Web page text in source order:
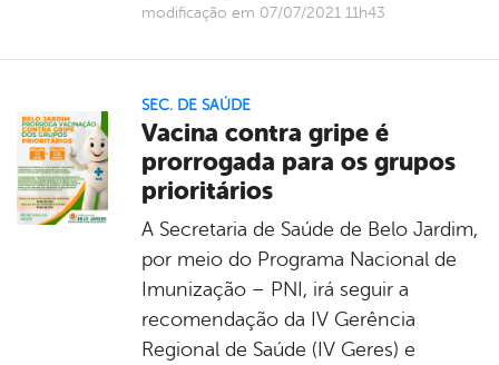
modificação em 07/07/2021 11h43
SEC. DE SAÚDE
Vacina contra gripe é
prorrogada para os grupos
prioritários
A Secretaria de Saúde de Belo Jardim,
por meio do Programa Nacional de
Imunização – PNI, irá seguir a
recomendação da IV Gerência
Regional de Saúde (IV Geres) e